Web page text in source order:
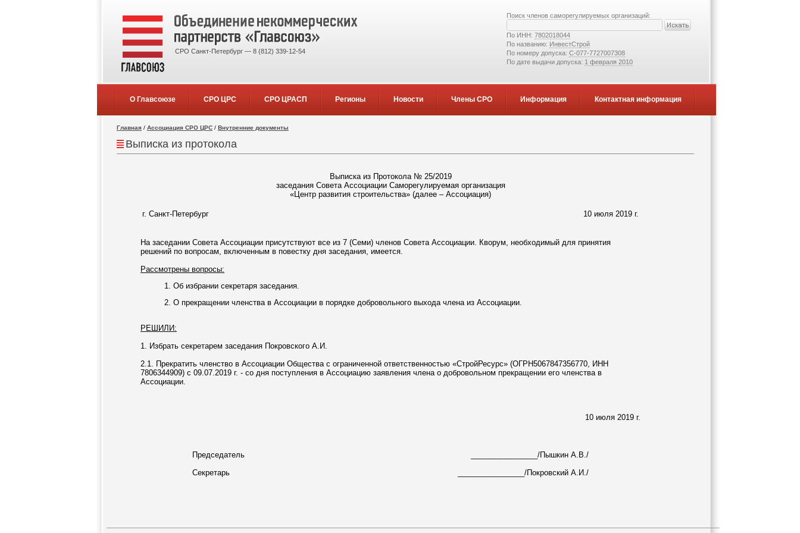
СРО Санкт-Петербург — 8 (812) 339-12-54
Поиск членов саморегулируемых организаций:
По ИНН: 7802018044
По названию: ИнвестСтрой
По номеру допуска: С-077-7727007308
По дате выдачи допуска: 1 февраля 2010
О Главсоюзе СРО ЦРС СРО ЦРАСП Регионы Новости Члены СРО Информация Контактная информация
Главная / Ассоциация СРО ЦРС / Внутренние документы
Выписка из протокола
Выписка из Протокола № 25/2019
заседания Совета Ассоциации Саморегулируемая организация
«Центр развития строительства» (далее – Ассоциация)
г. Санкт-Петербург 10 июля 2019 г.
На заседании Совета Ассоциации присутствуют все из 7 (Семи) членов Совета Ассоциации. Кворум, необходимый для принятия
решений по вопросам, включенным в повестку дня заседания, имеется.
Рассмотрены вопросы:
1. Об избрании секретаря заседания.
2. О прекращении членства в Ассоциации в порядке добровольного выхода члена из Ассоциации.
РЕШИЛИ:
1. Избрать секретарем заседания Покровского А.И.
2.1. Прекратить членство в Ассоциации Общества с ограниченной ответственностью «СтройРесурс» (ОГРН5067847356770, ИНН
7806344909) с 09.07.2019 г. - со дня поступления в Ассоциацию заявления члена о добровольном прекращении его членства в
Ассоциации.
10 июля 2019 г.
Председатель
Секретарь
________________/Пышкин А.В./
________________/Покровский А.И./